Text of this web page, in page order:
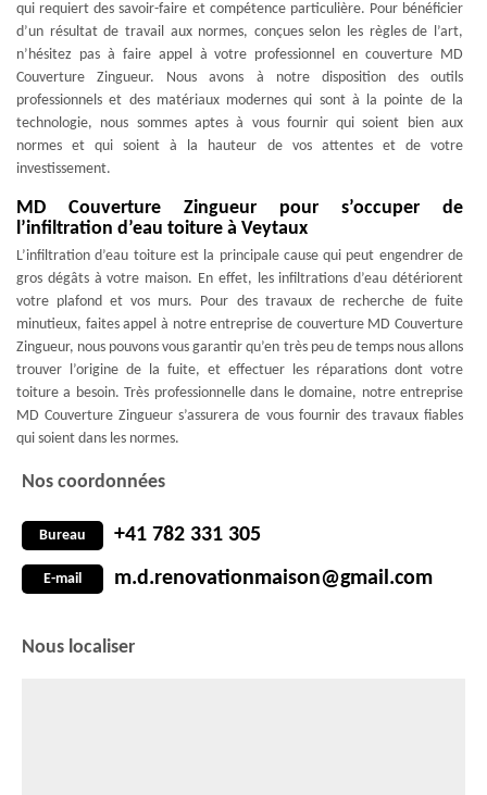
qui requiert des savoir-faire et compétence particulière. Pour bénéficier
d’un résultat de travail aux normes, conçues selon les règles de l’art,
n’hésitez pas à faire appel à votre professionnel en couverture MD
Couverture Zingueur. Nous avons à notre disposition des outils
professionnels et des matériaux modernes qui sont à la pointe de la
technologie, nous sommes aptes à vous fournir qui soient bien aux
normes et qui soient à la hauteur de vos attentes et de votre
investissement.
MD Couverture Zingueur pour s’occuper de
l’infiltration d’eau toiture à Veytaux
L’infiltration d’eau toiture est la principale cause qui peut engendrer de
gros dégâts à votre maison. En effet, les infiltrations d’eau détériorent
votre plafond et vos murs. Pour des travaux de recherche de fuite
minutieux, faites appel à notre entreprise de couverture MD Couverture
Zingueur, nous pouvons vous garantir qu’en très peu de temps nous allons
trouver l’origine de la fuite, et effectuer les réparations dont votre
toiture a besoin. Très professionnelle dans le domaine, notre entreprise
MD Couverture Zingueur s’assurera de vous fournir des travaux fiables
qui soient dans les normes.
Nos coordonnées
Bureau +41 782 331 305
E-mail m.d.renovationmaison@gmail.com
Nous localiser